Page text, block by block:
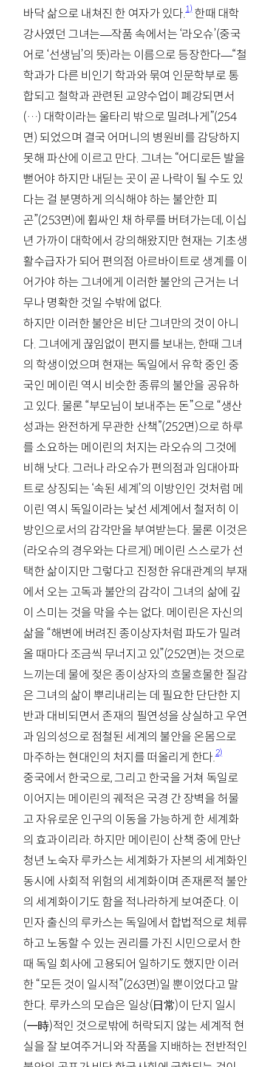
바닥 삶으로 내쳐진 한 여자가 있다.1)한때 대학
강사였던 그녀는—작품 속에서는 ‘라오슈’(중국
어로 ‘선생님’의 뜻)라는 이름으로 등장한다—“철
학과가 다른 비인기 학과와 묶여 인문학부로 통
합되고 철학과 관련된 교양수업이 폐강되면서
(…) 대학이라는 울타리 밖으로 밀려나게”(254
면) 되었으며 결국 어머니의 병원비를 감당하지
못해 파산에 이르고 만다. 그녀는 “어디로든 발을
뻗어야 하지만 내딛는 곳이 곧 나락이 될 수도 있
다는 걸 분명하게 의식해야 하는 불안한 피
곤”(253면)에 휩싸인 채 하루를 버텨가는데, 이십
년 가까이 대학에서 강의해왔지만 현재는 기초생
활수급자가 되어 편의점 아르바이트로 생계를 이
어가야 하는 그녀에게 이러한 불안의 근거는 너
무나 명확한 것일 수밖에 없다.
하지만 이러한 불안은 비단 그녀만의 것이 아니
다. 그녀에게 끊임없이 편지를 보내는, 한때 그녀
의 학생이었으며 현재는 독일에서 유학 중인 중
국인 메이린 역시 비슷한 종류의 불안을 공유하
고 있다. 물론 “부모님이 보내주는 돈”으로 “생산
성과는 완전하게 무관한 산책”(252면)으로 하루
를 소요하는 메이린의 처지는 라오슈의 그것에
비해 낫다. 그러나 라오슈가 편의점과 임대아파
트로 상징되는 ‘속된 세계’의 이방인인 것처럼 메
이린 역시 독일이라는 낯선 세계에서 철저히 이
방인으로서의 감각만을 부여받는다. 물론 이것은
(라오슈의 경우와는 다르게) 메이린 스스로가 선
택한 삶이지만 그렇다고 진정한 유대관계의 부재
에서 오는 고독과 불안의 감각이 그녀의 삶에 깊
이 스미는 것을 막을 수는 없다. 메이린은 자신의
삶을 “해변에 버려진 종이상자처럼 파도가 밀려
올 때마다 조금씩 무너지고 있”(252면)는 것으로
느끼는데 물에 젖은 종이상자의 흐물흐물한 질감
은 그녀의 삶이 뿌리내리는 데 필요한 단단한 지
반과 대비되면서 존재의 필연성을 상실하고 우연
과 임의성으로 점철된 세계의 불안을 온몸으로
마주하는 현대인의 처지를 떠올리게 한다.2)
중국에서 한국으로, 그리고 한국을 거쳐 독일로
이어지는 메이린의 궤적은 국경 간 장벽을 허물
고 자유로운 인구의 이동을 가능하게 한 세계화
의 효과이리라. 하지만 메이린이 산책 중에 만난
청년 노숙자 루카스는 세계화가 자본의 세계화인
동시에 사회적 위험의 세계화이며 존재론적 불안
의 세계화이기도 함을 적나라하게 보여준다. 이
민자 출신의 루카스는 독일에서 합법적으로 체류
하고 노동할 수 있는 권리를 가진 시민으로서 한
때 독일 회사에 고용되어 일하기도 했지만 이러
한 “모든 것이 일시적”(263면)일 뿐이었다고 말
한다. 루카스의 모습은 일상(日常)이 단지 일시
(一時)적인 것으로밖에 허락되지 않는 세계적 현
실을 잘 보여주거니와 작품을 지배하는 전반적인